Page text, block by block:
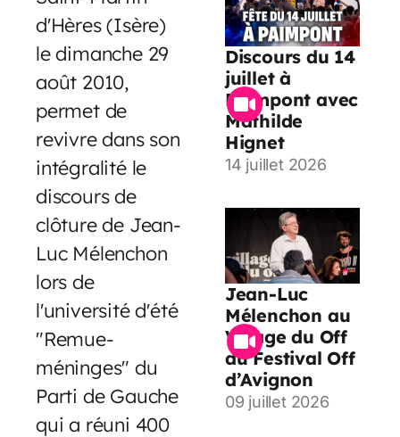
d'Hères (Isère)
le dimanche 29
août 2010,
permet de
revivre dans son
intégralité le
discours de
clôture de Jean-
Luc Mélenchon
lors de
l'université d'été
"Remue-
méninges" du
Parti de Gauche
qui a réuni 400
Discours du 14
juillet à
Paimpont avec
Mathilde
Hignet
14 juillet 2026
Jean-Luc
Mélenchon au
Village du Off
du Festival Off
d’Avignon
09 juillet 2026